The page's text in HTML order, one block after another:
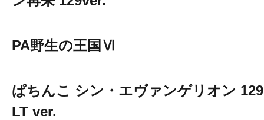
PA野生の王国Ⅵ
ぱちんこ シン・エヴァンゲリオン 129
LT ver.